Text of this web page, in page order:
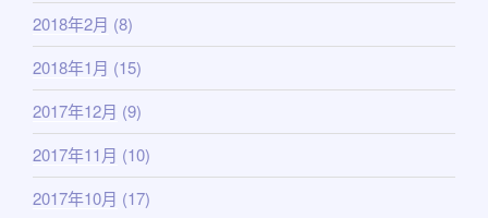
2018年2月 (8)
2018年1月 (15)
2017年12月 (9)
2017年11月 (10)
2017年10月 (17)